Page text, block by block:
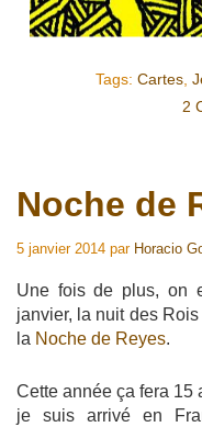
Tags: Cartes,
2
Noche de
5 janvier 2014 par Horacio
Une fois de plus, on
janvier, la nuit des Rois
la Noche de Reyes.
Cette année ça fera 15
je suis arrivé en